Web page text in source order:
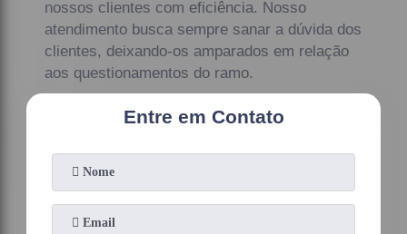
nossos clientes com eficiência. Nosso
atendimento busca sempre sanar a dúvida dos
clientes, deixando-os amparados em relação
aos questionamentos do ramo.
Entre em Contato